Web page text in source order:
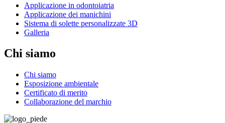
Applicazione in odontoiatria
Applicazione dei manichini
Sistema di solette personalizzate 3D
Galleria
Chi siamo
Chi siamo
Esposizione ambientale
Certificato di merito
Collaborazione del marchio